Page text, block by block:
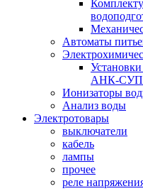
Автоматы
АНК-
Ионизаторы
Анализ воды
Электротовары
выключатели
кабель
лампы
прочее
реле